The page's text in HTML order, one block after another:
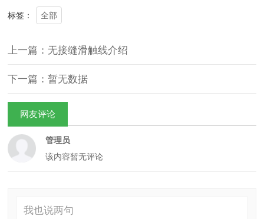
标签： 全部
上一篇：无接缝滑触线介绍
下一篇：暂无数据
网友评论
管理员
该内容暂无评论